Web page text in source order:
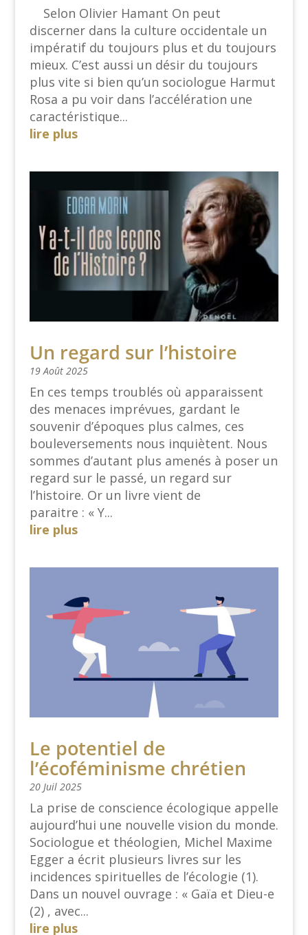
Selon Olivier Hamant On peut
discerner dans la culture occidentale un
impératif du toujours plus et du toujours
mieux. C’est aussi un désir du toujours
plus vite si bien qu’un sociologue Harmut
Rosa a pu voir dans l’accélération une
caractéristique...
lire plus
Un regard sur l’histoire
19 Août 2025
En ces temps troublés où apparaissent
des menaces imprévues, gardant le
souvenir d’époques plus calmes, ces
bouleversements nous inquiètent. Nous
sommes d’autant plus amenés à poser un
regard sur le passé, un regard sur
l’histoire. Or un livre vient de
paraitre : « Y...
lire plus
Le potentiel de
l’écoféminisme chrétien
20 Juil 2025
La prise de conscience écologique appelle
aujourd’hui une nouvelle vision du monde.
Sociologue et théologien, Michel Maxime
Egger a écrit plusieurs livres sur les
incidences spirituelles de l’écologie (1).
Dans un nouvel ouvrage : « Gaïa et Dieu-e
(2) , avec...
lire plus